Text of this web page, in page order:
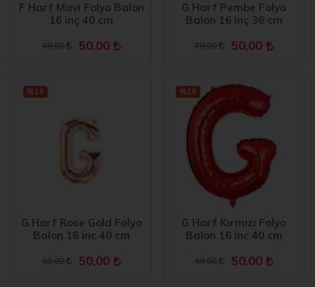
F Harf Mavi Folyo Balon
16 inç 40 cm
60,00 50,00
G Harf Pembe Folyo
Balon 16 inç 36 cm
70,00 50,00
G Harf Rose Gold Folyo
Balon 16 inc 40 cm
60,00 50,00
%16
G Harf Kırmızı Folyo
Balon 16 inc 40 cm
60,00 50,00
%16